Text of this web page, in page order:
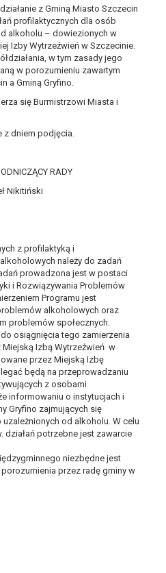
z Gminą Miasto Szczecin
profilaktycznych dla osób
alkoholu – dowiezionych w
Izby Wytrzeźwień w Szczecinie.
w tym zasady jego
w porozumieniu zawartym
a Gminą Gryfino.
się Burmistrzowi Miasta i
z dniem podjęcia.
RADY
Nikitiński
z profilaktyką i
należy do zadań
prowadzona jest w postaci
i Rozwiązywania Problemów
Programu jest
alkoholowych oraz
problemów społecznych.
osiągnięcia tego zamierzenia
Izbą Wytrzeźwień w
przez Miejską Izbę
będą na przeprowadzaniu
z osobami
informowaniu o instytucjach i
Gryfino zajmujących się
od alkoholu. W celu
działań potrzebne jest zawarcie
niezbędne jest
przez radę gminy w
dochodzenia lub
danych
na podstawie zgody osoby
osobowych (art. 6 ust. 1
Pani/Panu prawo do
momencie.
na zgodność
prawo wniesienia skargi do
niezgodne z prawem
Danych Osobowych.
w której przetwarzane są
danych osobowych jest
ustawowym lub
poddawane
podejmowaniu decyzji, w